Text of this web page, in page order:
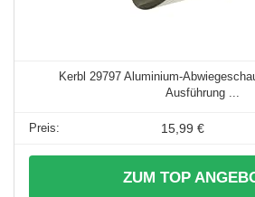
Kerbl 29797 Aluminium-
Ausführung ...
15,99 €
ZUM TOP